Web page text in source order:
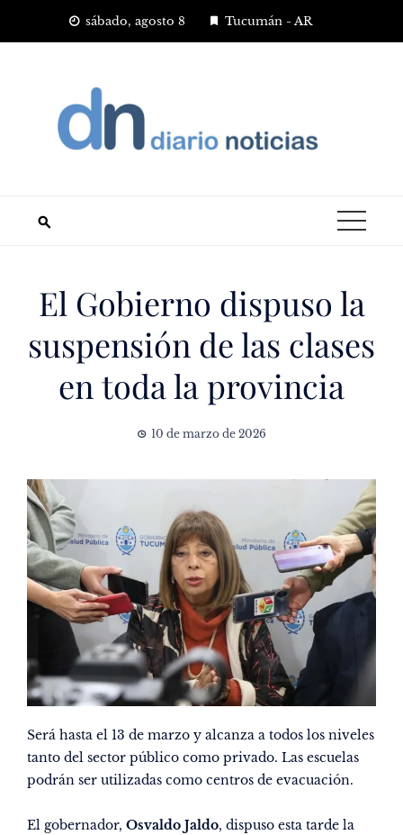
sábado, agosto 8 Tucumán - AR
El Gobierno dispuso la
suspensión de las clases
en toda la provincia
10 de marzo de 2026
Será hasta el 13 de marzo y alcanza a todos los niveles
tanto del sector público como privado. Las escuelas
podrán ser utilizadas como centros de evacuación.
El gobernador, Osvaldo Jaldo, dispuso esta tarde la